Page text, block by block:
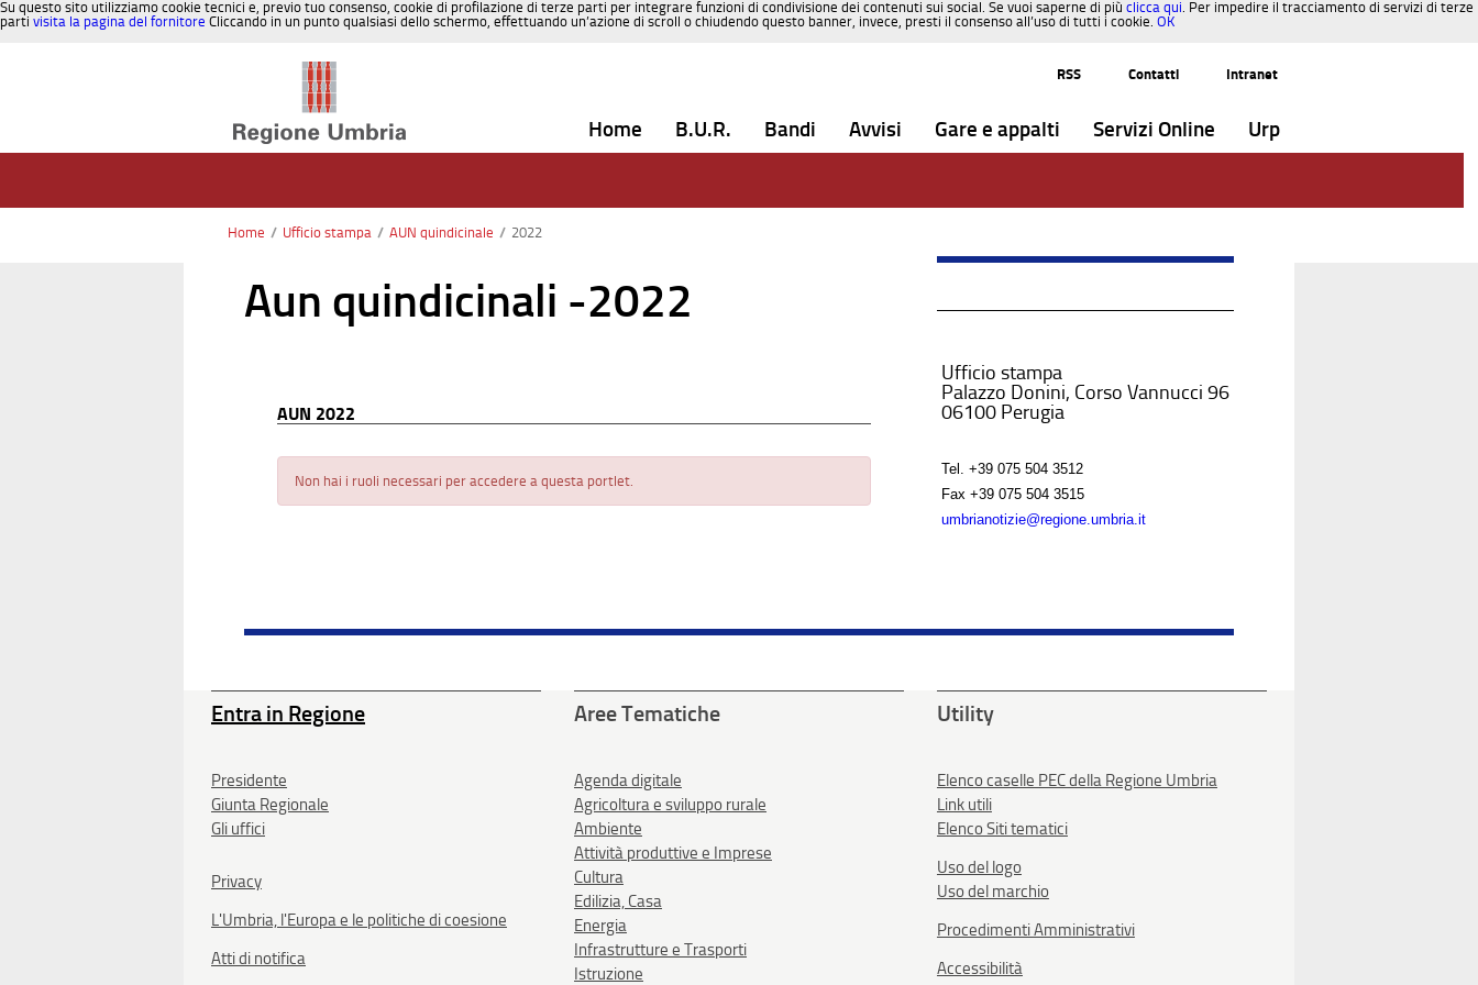
Su questo sito utilizziamo cookie tecnici e, previo tuo consenso, cookie di profilazione di terze parti per integrare funzioni di condivisione dei contenuti sui social. Se vuoi saperne di più clicca qui. Per impedire il tracciamento di servizi di terze
parti visita la pagina del fornitore Cliccando in un punto qualsiasi dello schermo, effettuando un’azione di scroll o chiudendo questo banner, invece, presti il consenso all’uso di tutti i cookie. OK
RSS
Contatti Intranet
Home B.U.R. Bandi Avvisi Gare e appalti Servizi Online Urp
Home / Ufficio stampa / AUN quindicinale / 2022
Aun quindicinali -2022
AUN 2022
Non hai i ruoli necessari per accedere a questa portlet.
Ufficio stampa
Palazzo Donini, Corso Vannucci 96
06100 Perugia
Tel. +39 075 504 3512
Fax +39 075 504 3515
umbrianotizie@regione.umbria.it
Entra in Regione
Presidente
Giunta Regionale
Gli uffici
Privacy
L'Umbria, l'Europa e le politiche di coesione
Atti di notifica
Aree Tematiche
Agenda digitale
Agricoltura e sviluppo rurale
Ambiente
Attività produttive e Imprese
Cultura
Edilizia, Casa
Energia
Infrastrutture e Trasporti
Istruzione
Utility
Elenco caselle PEC della Regione Umbria
Link utili
Elenco Siti tematici
Uso del logo
Uso del marchio
Procedimenti Amministrativi
Accessibilità